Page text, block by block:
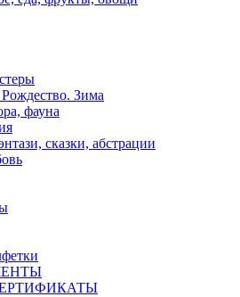
Зима
фауна
сказки, абстрации